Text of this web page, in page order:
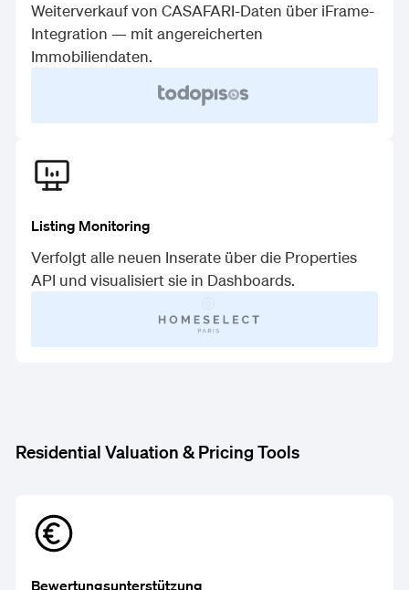
Weiterverkauf von CASAFARI-Daten über iFrame-
Integration — mit angereicherten
Immobiliendaten.
Listing Monitoring
Verfolgt alle neuen Inserate über die Properties
API und visualisiert sie in Dashboards.
Residential Valuation & Pricing Tools
Bewertungsunterstützung